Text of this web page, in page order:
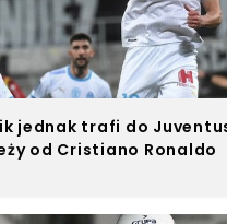
jednak trafi do
od Cristiano Ronaldo